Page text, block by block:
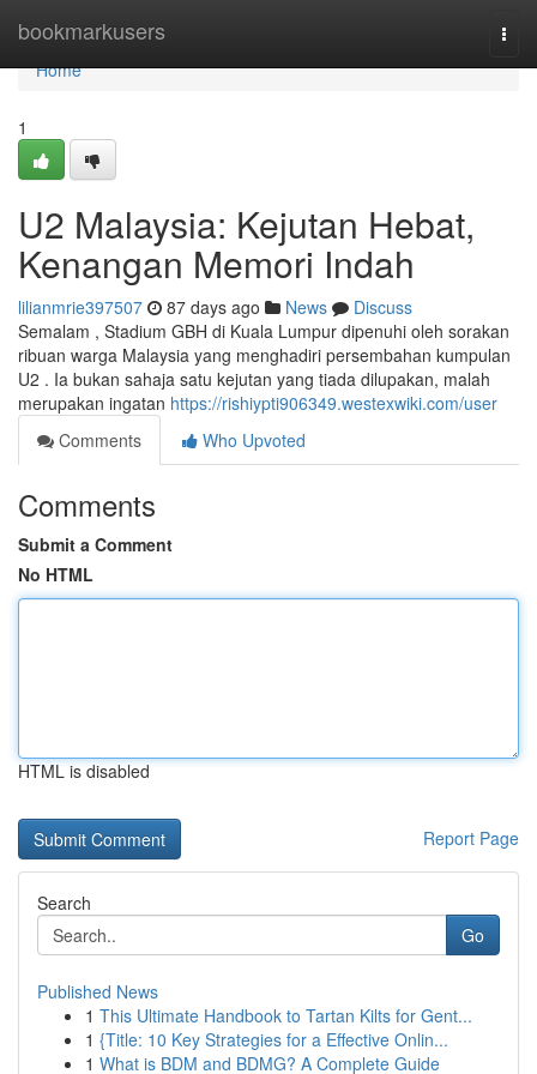
bookmarkusers
Home
Home
1
U2 Malaysia: Kejutan Hebat,
Kenangan Memori Indah
lilianmrie397507 87 days ago News
Discuss
Semalam , Stadium GBH di Kuala Lumpur dipenuhi oleh sorakan
ribuan warga Malaysia yang menghadiri persembahan kumpulan
U2 . Ia bukan sahaja satu kejutan yang tiada dilupakan, malah
merupakan ingatan https://rishiypti906349.westexwiki.com/user
Comments
Who Upvoted
Comments
Submit a Comment
No HTML
HTML is disabled
Report Page
Search
Go
Published News
1 This Ultimate Handbook to Tartan Kilts for Gent...
1 {Title: 10 Key Strategies for a Effective Onlin...
1 What is BDM and BDMG? A Complete Guide